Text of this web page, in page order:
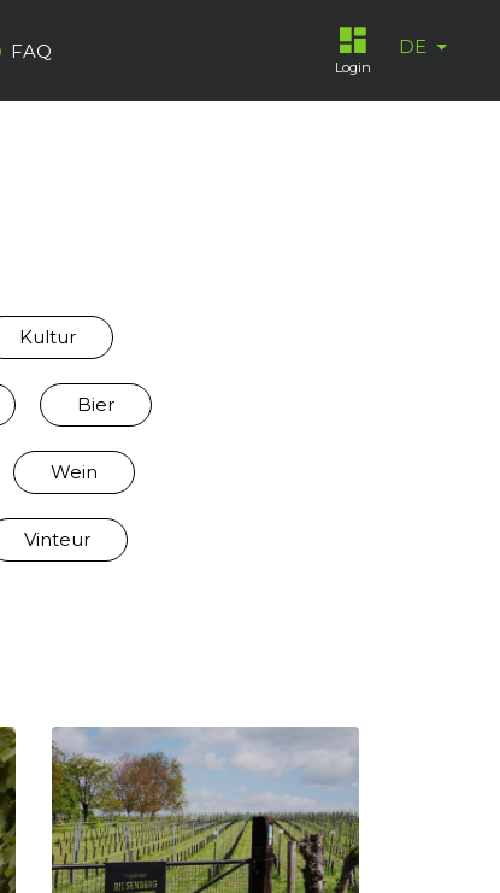
Login
DE
FAQ
Kultur
Bier
Wein
Vinteur